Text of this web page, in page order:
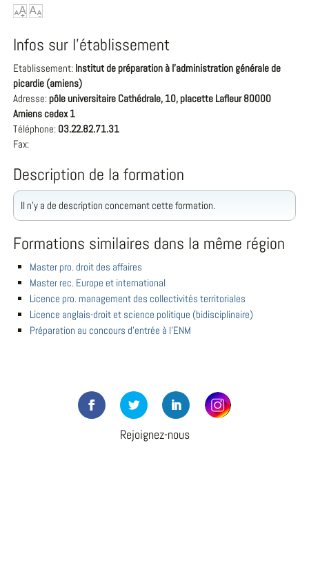
Infos sur l'établissement
Etablissement: Institut de préparation à l'administration générale de
picardie (amiens)
Adresse: pôle universitaire Cathédrale, 10, placette Lafleur 80000
Amiens cedex 1
Téléphone: 03.22.82.71.31
Fax:
Description de la formation
Il n'y a de description concernant cette formation.
Formations similaires dans la même région
Master pro. droit des affaires
Master rec. Europe et international
Licence pro. management des collectivités territoriales
Licence anglais-droit et science politique (bidisciplinaire)
Préparation au concours d'entrée à l'ENM
Rejoignez-nous